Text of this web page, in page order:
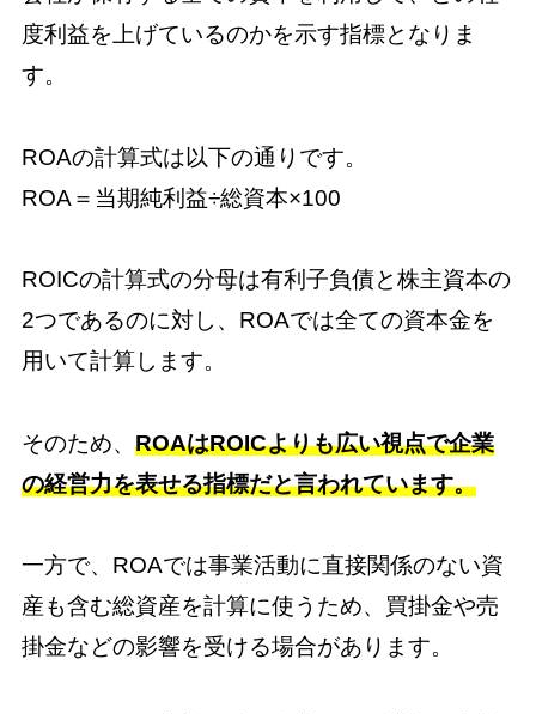
度利益を上げているのかを示す指標となりま
す。
ROAの計算式は以下の通りです。
ROA＝当期純利益÷総資本×100
ROICの計算式の分母は有利子負債と株主資本の
2つであるのに対し、ROAでは全ての資本金を
用いて計算します。
そのため、 ROAはROICよりも広い視点で企業
の経営力を表せる指標だと言われています。
一方で、ROAでは事業活動に直接関係のない資
産も含む総資産を計算に使うため、買掛金や売
掛金などの影響を受ける場合があります。